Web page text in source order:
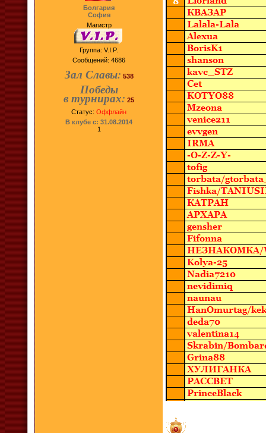
Болгария
София
Магистр
Группа: V.I.P.
Сообщений: 4686
Зал Славы: 538
Победы
в турнирах: 25
Статус: Оффлайн
В клубе с: 31.08.2014
1